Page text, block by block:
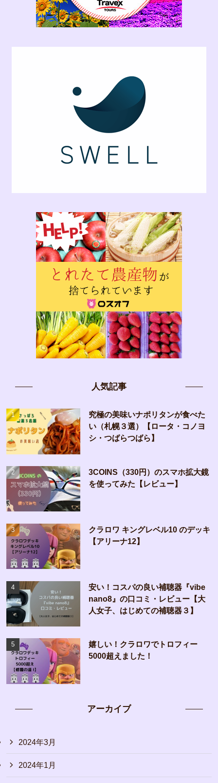
人気記事
究極の美味いナポリタンが食べた
い（札幌３選）【ロータ・コノヨ
シ・つばらつばら】
3COINS（330円）のスマホ拡大鏡
を使ってみた【レビュー】
クラロワ キングレベル10 のデッキ
【アリーナ12】
安い！コスパの良い補聴器『vibe
nano8』の口コミ・レビュー【大
人女子、はじめての補聴器３】
嬉しい！クラロワでトロフィー
5000超えました！
アーカイブ
2024年3月
2024年1月